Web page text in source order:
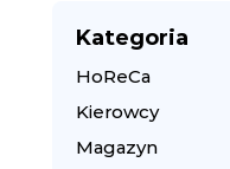
Kategoria
HoReCa
Kierowcy
Magazyn